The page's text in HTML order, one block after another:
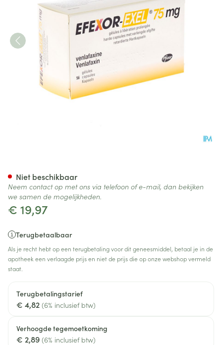
€ 19,97
Terugbetaalbaar
Als je recht hebt op een terugbetaling voor dit geneesmiddel, betaal je in de
apotheek een verlaagde prijs en niet de prijs die op onze webshop vermeld
staat.
Terugbetalingstarief
€ 4,82 (6% inclusief btw)
Verhoogde tegemoetkoming
€ 2,89 (6% inclusief btw)
Niet beschikbaar
Neem contact op met ons via telefoon of e-mail, dan bekijken
we samen de mogelijkheden.